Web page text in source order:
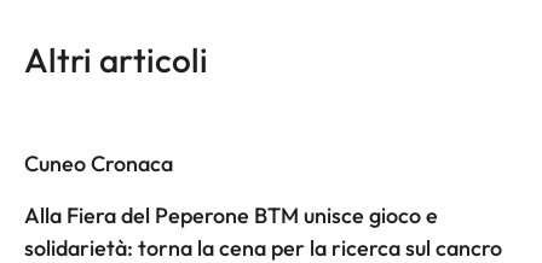
Altri articoli
Cuneo Cronaca
Alla Fiera del Peperone BTM unisce gioco e
solidarietà: torna la cena per la ricerca sul cancro